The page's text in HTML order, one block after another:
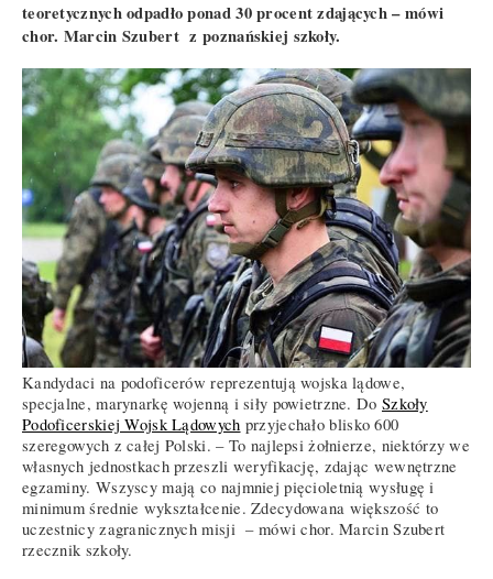
teoretycznych odpadło ponad 30 procent zdających – mówi
chor. Marcin Szubert z poznańskiej szkoły.
Kandydaci na podoficerów reprezentują wojska lądowe,
specjalne, marynarkę wojenną i siły powietrzne. Do Szkoły
Podoficerskiej Wojsk Lądowych przyjechało blisko 600
szeregowych z całej Polski. – To najlepsi żołnierze, niektórzy we
własnych jednostkach przeszli weryfikację, zdając wewnętrzne
egzaminy. Wszyscy mają co najmniej pięcioletnią wysługę i
minimum średnie wykształcenie. Zdecydowana większość to
uczestnicy zagranicznych misji – mówi chor. Marcin Szubert
rzecznik szkoły.